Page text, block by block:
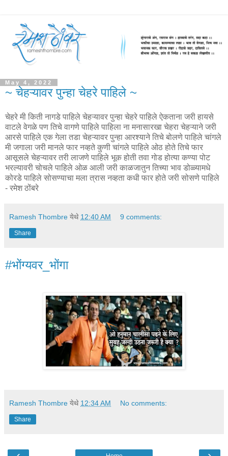
May 4, 2022
~ चेहऱ्यावर पुन्हा चेहरे पाहिले ~
चेहरे मी किती नागडे पाहिले चेहऱ्यावर पुन्हा चेहरे पाहिले ऐकताना जरी हायसे
वाटले वेगळे पण तिचे वागणे पाहिले पाहिला ना मनासारखा चेहरा चेहऱ्याने जरी
आरसे पाहिले एक गेला तडा चेहऱ्यावर पुन्हा आरश्याने तिचे बोलणे पाहिले चांगले
मी जगाला जरी मानले फार नव्हते कुणी चांगले पाहिले ओठ होते तिचे फार
आसूसले चेहऱ्यावर तरी लाजणे पाहिले भूक होती तवा गोड होत्या कण्या पोट
भरल्यावरी चोचले पाहिले ओळ आली जरी काळजातुन तिच्या भाव डोळ्यामधे
कोरडे पाहिले सोसण्याचा मला त्रास नव्हता कधी फार होते जरी सोसणे पाहिले
- रमेश ठोंबरे
Ramesh Thombre येथे 12:40 AM 9 comments:
Share
#भोंग्यवर_भोंगा
Ramesh Thombre येथे 12:34 AM No comments:
Share